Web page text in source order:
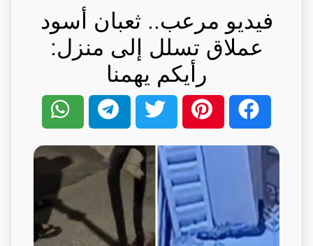
فيديو مرعب.. ثعبان أسود
عملاق تسلل إلى منزل:
رأيكم يهمنا